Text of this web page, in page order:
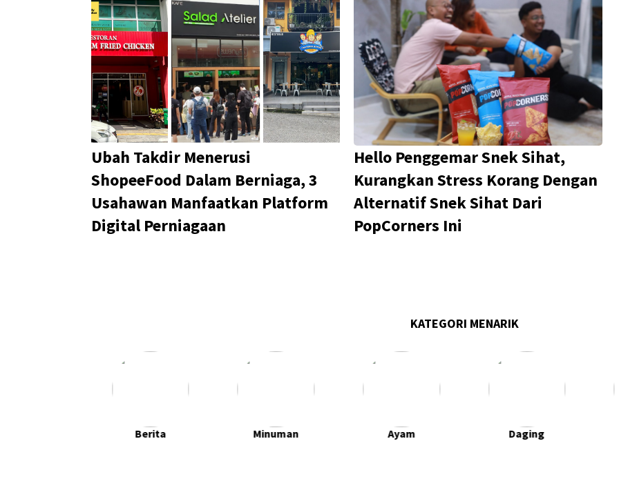
Ubah Takdir Menerusi
ShopeeFood Dalam Berniaga, 3
Usahawan Manfaatkan Platform
Digital Perniagaan
Hello Penggemar Snek Sihat,
Kurangkan Stress Korang Dengan
Alternatif Snek Sihat Dari
PopCorners Ini
KATEGORI MENARIK
Berita Minuman Ayam Daging